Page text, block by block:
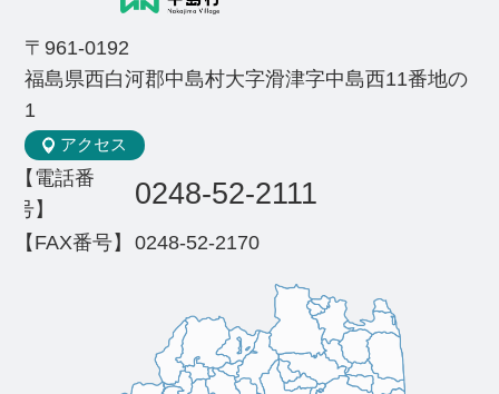
〒961-0192
福島県西白河郡中島村大字滑津字中島西11番地の
1
アクセス
【電話番
号】
0248-52-2111
【FAX番号】 0248-52-2170